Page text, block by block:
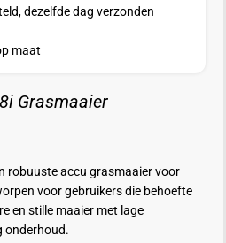
dezelfde dag verzonden
maat
Grasmaaier
robuuste accu grasmaaier voor
voor gebruikers die behoefte
en stille maaier met lage
onderhoud.